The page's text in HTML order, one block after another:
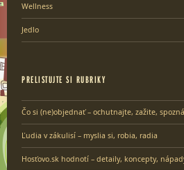
Wellness
Jedlo
PRELISTUJTE SI RUBRIKY
Čo si (ne)objednať – ochutnajte, zažite,
Ľudia v zákulisí – myslia si, robia, radia
Hosťovo.sk hodnotí – detaily, koncepty,